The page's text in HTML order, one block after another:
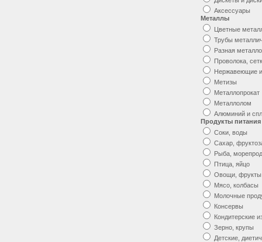
Аксессуары
Металлы
Цветные
Трубы
Разная
Проволока,
Нержавеющие
Метизы
Металлопрокат
Металлолом
Алюминий и
Продукты питания
Соки, воды
Сахар,
Рыба,
Птица, яйцо
Овощи, фрукты
Мясо, колбасы
Молочные
Консервы
Кондитерские
Зерно, крупы
Детские,